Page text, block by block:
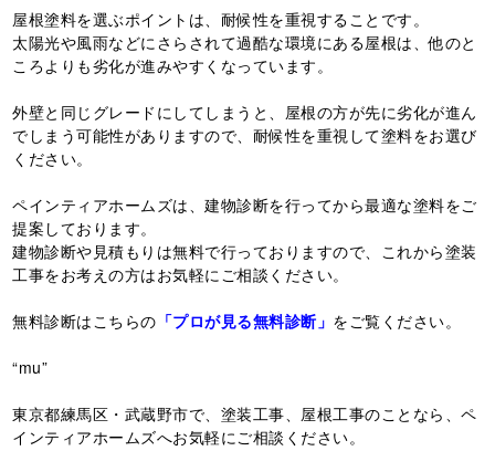
屋根塗料を選ぶポイントは、耐候性を重視することです。
太陽光や風雨などにさらされて過酷な環境にある屋根は、他のと
ころよりも劣化が進みやすくなっています。
外壁と同じグレードにしてしまうと、屋根の方が先に劣化が進ん
でしまう可能性がありますので、耐候性を重視して塗料をお選び
ください。
ペインティアホームズは、建物診断を行ってから最適な塗料をご
提案しております。
建物診断や見積もりは無料で行っておりますので、これから塗装
工事をお考えの方はお気軽にご相談ください。
無料診断はこちらの 「プロが見る無料診断」 をご覧ください。
“mu”
東京都練馬区・武蔵野市で、塗装工事、屋根工事のことなら、ペ
インティアホームズへお気軽にご相談ください。